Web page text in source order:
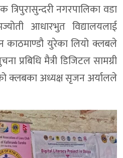
नगरपालिका वडा
आधारभुत विद्यालयलाई
काठमाण्डौ युरेका लियो क्लबले
प्रबिधि मैत्री डिजिटल सामग्री
क्लबका अध्यक्ष सृजन अर्यालले